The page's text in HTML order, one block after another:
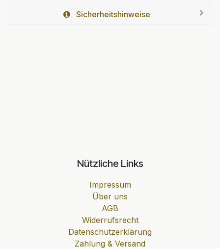
Sicherheitshinweise
Nützliche Links
Impressum
Über uns
AGB
Widerrufsrecht
Datenschutzerklärung
Zahlung & Versand